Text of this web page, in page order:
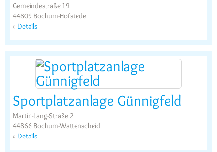
Gemeindestraße 19
44809 Bochum-Hofstede
» Details
Sportplatzanlage Günnigfeld
Martin-Lang-Straße 2
44866 Bochum-Wattenscheid
» Details